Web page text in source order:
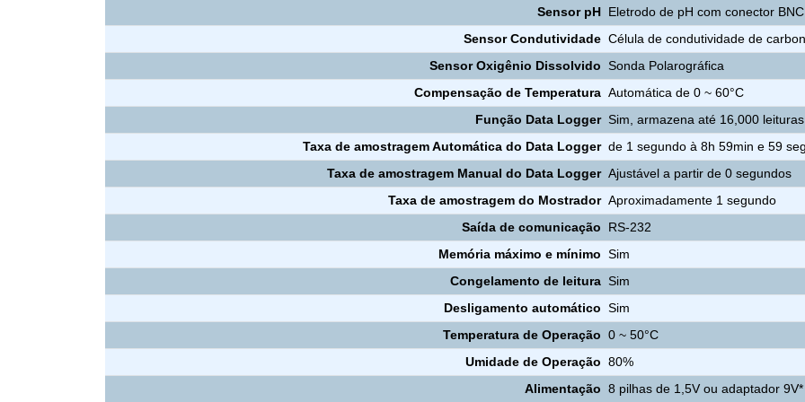
Sensor pH Eletrodo de pH com conector BNC
Sensor Condutividade Célula de condutividade de
Sensor Oxigênio Dissolvido Sonda Polarográfica
Compensação de Temperatura Automática de 0 ~ 60°C
Função Data Logger Sim, armazena até 16,000 leituras
Taxa de amostragem Automática do Data Logger de 1 segundo à 8h 59min e 59
Taxa de amostragem Manual do Data Logger Ajustável a partir de 0 segundos
Taxa de amostragem do Mostrador Aproximadamente 1 segundo
Saída de comunicação
RS-232
Memória máximo e mínimo Sim
Congelamento de leitura Sim
Desligamento automático Sim
Temperatura de Operação 0 ~ 50°C
Umidade de Operação 80%
Alimentação 8 pilhas de 1,5V ou adaptador 9V*